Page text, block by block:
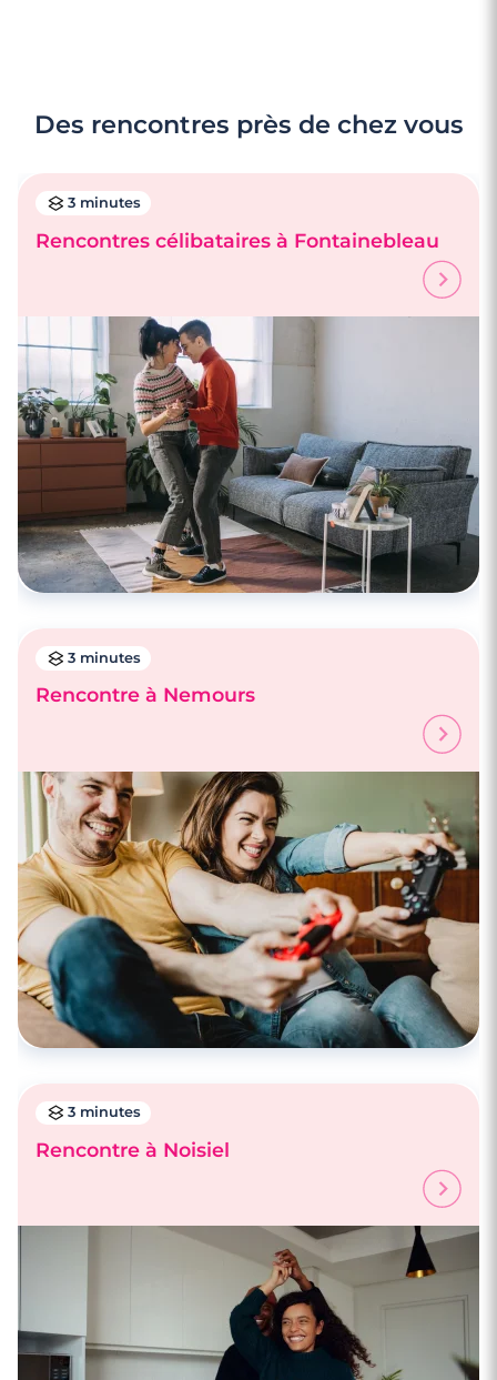
4 minutes
Faire des rencontres à Vincennes
4 minutes
Faire des rencontres à Versailles
Rencontre à Villeparisis
Des rencontres près de chez vous
3 minutes
Rencontres célibataires à Fontainebleau
3 minutes
Rencontre à Nemours
3 minutes
Rencontre à Noisiel